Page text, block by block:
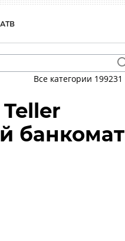
ТВ
Все категории 199231
банкомат